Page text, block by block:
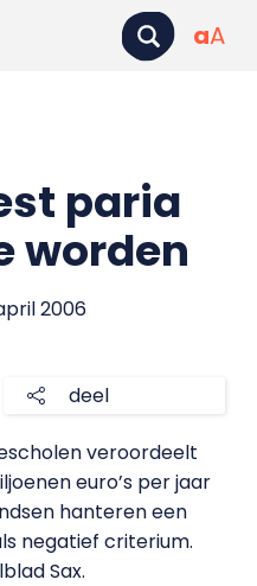
aA
paria
worden
2006
deel
veroordeelt
euro’s per jaar
hanteren een
negatief criterium.
Sax.